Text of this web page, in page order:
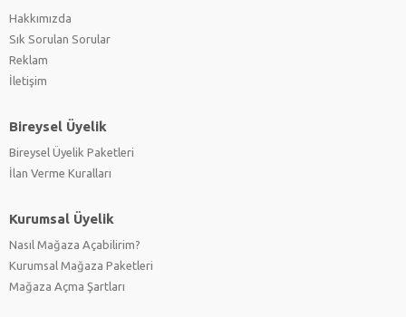
Hakkımızda
Sık Sorulan Sorular
Reklam
İletişim
Bireysel Üyelik
Bireysel Üyelik Paketleri
İlan Verme Kuralları
Kurumsal Üyelik
Nasıl Mağaza Açabilirim?
Kurumsal Mağaza Paketleri
Mağaza Açma Şartları